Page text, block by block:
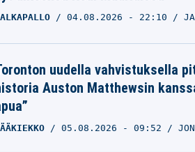
04.08.2026 - 22:10
uudella vahvistuksella
Auston Matthewsin
05.08.2026 - 09:52